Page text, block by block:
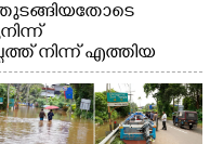
നിന്ന് എത്തിയ